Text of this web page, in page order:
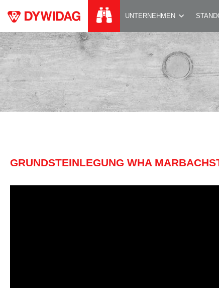
UNTERNEHMEN
GRUNDSTEINLEGUNG WHA